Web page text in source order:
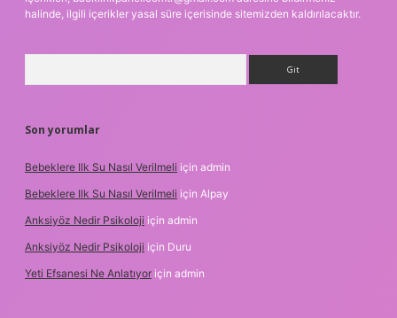
halinde, ilgili içerikler yasal süre içerisinde sitemizden kaldırılacaktır.
Son yorumlar
Bebeklere Ilk Su Nasıl Verilmeli için admin
Bebeklere Ilk Su Nasıl Verilmeli için Alpay
Anksiyöz Nedir Psikoloji için admin
Anksiyöz Nedir Psikoloji için Duru
Yeti Efsanesi Ne Anlatıyor için admin